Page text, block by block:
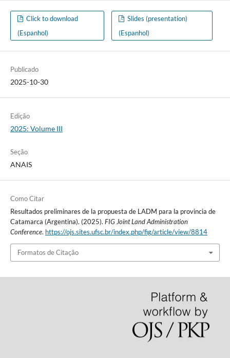
Click to download
(Espanhol)
Slides (presentation)
(Espanhol)
Publicado
2025-10-30
Edição
2025: Volume III
Seção
ANAIS
Como Citar
Resultados preliminares de la propuesta de LADM para la provincia de
Catamarca (Argentina). (2025). FIG Joint Land Administration
Conference. https://ojs.sites.ufsc.br/index.php/fig/article/view/8814
Formatos de Citação